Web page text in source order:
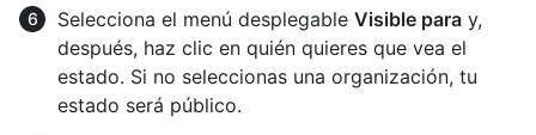
Selecciona el menú desplegable Visible para y,
después, haz clic en quién quieres que vea el
estado. Si no seleccionas una organización, tu
estado será público.